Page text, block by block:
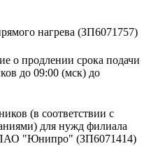
нагрева (ЗП6071757)
о продлении срока подачи
до 09:00 (мск) до
(в соответствии с
для нужд филиала
"Юнипро" (ЗП6071414)